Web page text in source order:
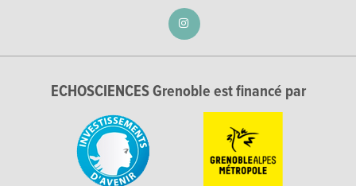
ECHOSCIENCES Grenoble est financé par